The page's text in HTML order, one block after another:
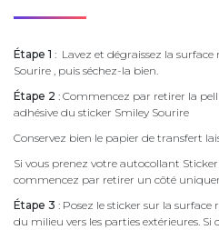
Étape 1 : Lavez et dégraissez la
Sourire , puis séchez-la bien.
Étape 2 : Commencez par retirer la
adhésive du sticker Smiley Sourire
Conservez bien le papier de transfert
Si vous prenez votre autocollant
commencez par retirer un côté
Étape 3 : Posez le sticker sur la
du milieu vers les parties extérieures.